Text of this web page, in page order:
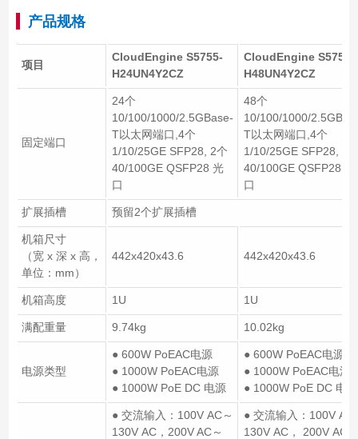
产品规格
项目
CloudEngine S5755-
H24UN4Y2CZ
CloudEngine S5755-
H48UN4Y2CZ
固定端口
24个
10/100/1000/2.5GBase-
T以太网端口,4个
1/10/25GE SFP28, 2个
40/100GE QSFP28 光
口
48个
10/100/1000/
T以太网端口,4个
1/10/25GE SFP28, 2
40/100GE QSFP28 光
口
扩展插槽 预留2个扩展插槽
机箱尺寸
（宽 x 深 x 高，
单位：mm）
442x420x43.6 442x420x43.6
机箱高度 1U 1U
满配重量 9.74kg 10.02kg
电源类型
● 600W PoEAC电源
● 1000W PoEAC电源
● 1000W PoE DC 电源
● 600W PoEAC电源
● 1000W PoEAC电源
● 1000W PoE DC 电源
● 交流输入：100V AC～
130V AC，200V AC～
● 交流输入：100V AC
130V AC， 200V AC～